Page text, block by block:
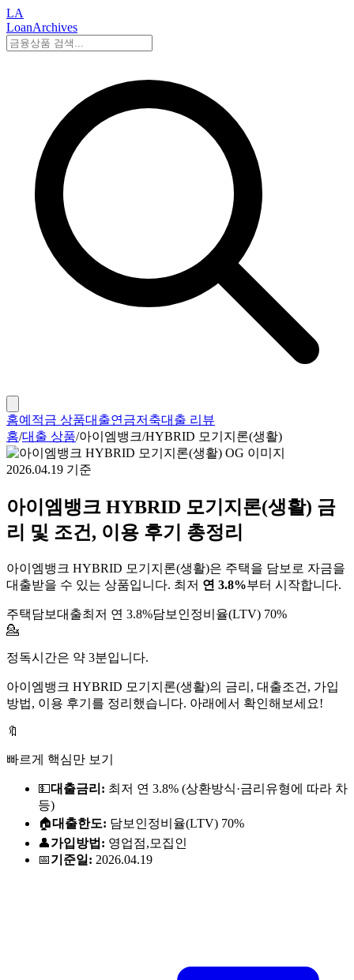
LA
LoanArchives
홈예적금 상품대출연금저축대출 리뷰
홈/대출 상품/아이엠뱅크/HYBRID 모기지론(생활)
2026.04.19 기준
아이엠뱅크 HYBRID 모기지론(생활) 금
리 및 조건, 이용 후기 총정리
아이엠뱅크 HYBRID 모기지론(생활)은 주택을 담보로 자금을
대출받을 수 있는 상품입니다. 최저 연 3.8%부터 시작합니다.
주택담보대출최저 연 3.8%담보인정비율(LTV) 70%
💁
정독시간은 약 3분입니다.
아이엠뱅크 HYBRID 모기지론(생활)의 금리, 대출조건, 가입
방법, 이용 후기를 정리했습니다. 아래에서 확인해보세요!
🔖
빠르게 핵심만 보기
💵대출금리: 최저 연 3.8% (상환방식·금리유형에 따라 차
등)
🏠대출한도: 담보인정비율(LTV) 70%
👤가입방법: 영업점,모집인
📅기준일: 2026.04.19